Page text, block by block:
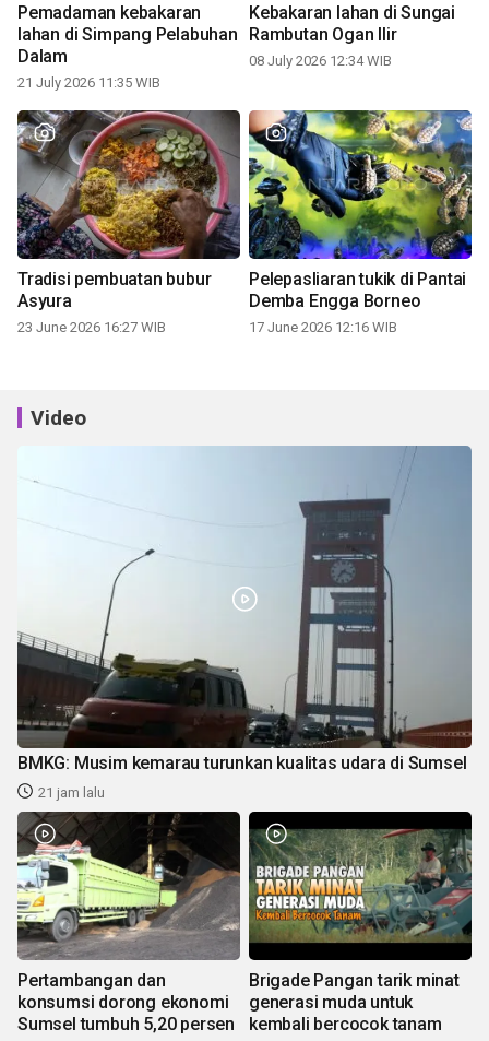
Pemadaman kebakaran
lahan di Simpang Pelabuhan
Dalam
21 July 2026 11:35 WIB
Kebakaran lahan di Sungai
Rambutan Ogan Ilir
08 July 2026 12:34 WIB
Tradisi pembuatan bubur
Asyura
23 June 2026 16:27 WIB
Pelepasliaran tukik di Pantai
Demba Engga Borneo
17 June 2026 12:16 WIB
Video
BMKG: Musim kemarau turunkan kualitas udara di Sumsel
21 jam lalu
Pertambangan dan
konsumsi dorong ekonomi
Sumsel tumbuh 5,20 persen
Brigade Pangan tarik minat
generasi muda untuk
kembali bercocok tanam